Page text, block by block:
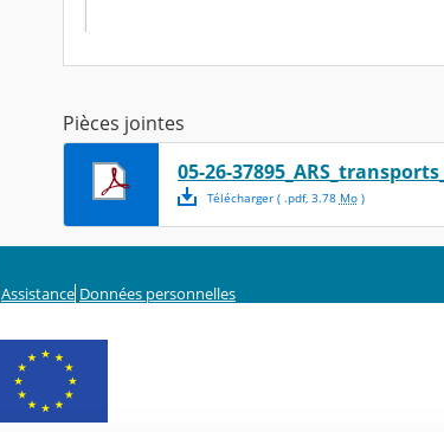
Pièces jointes
05-26-
Télécharger( .pdf, 3.78 Mo)
Assistance Données personnelles